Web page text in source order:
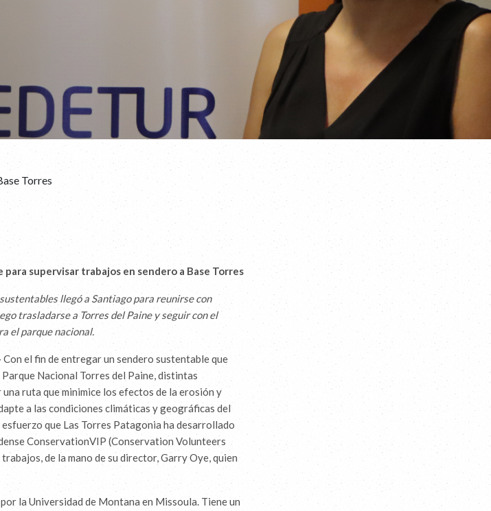
Torres
supervisar trabajos en sendero a Base Torres
llegó a Santiago para reunirse con
trasladarse a Torres del Paine y seguir con el
el parque nacional.
Con el fin de entregar un sendero sustentable que
Nacional Torres del Paine, distintas
ruta que minimice los efectos de la erosión y
a las condiciones climáticas y geográficas del
que Las Torres Patagonia ha desarrollado
ConservationVIP (Conservation Volunteers
de la mano de su director, Garry Oye, quien
la Universidad de Montana en Missoula. Tiene un